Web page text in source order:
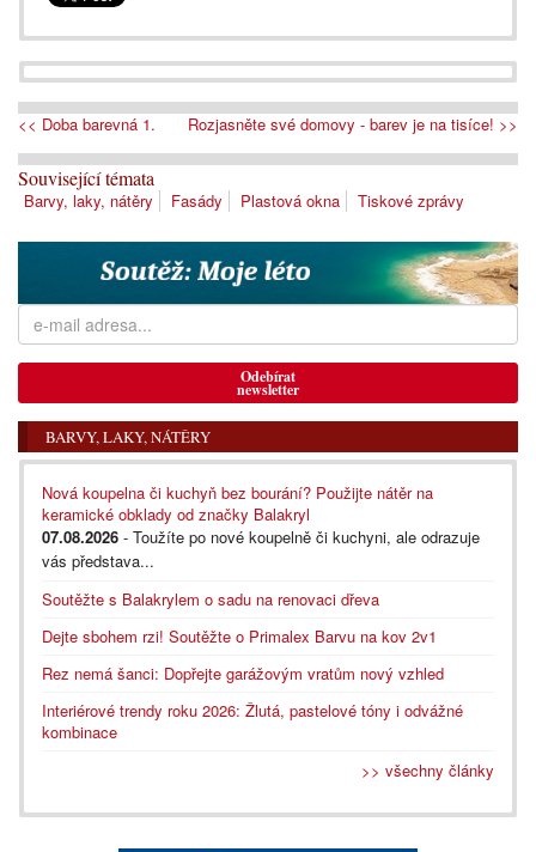
<< Doba barevná 1. Rozjasněte své domovy - barev je na tisíce! >>
Související témata
Barvy, laky, nátěry Fasády Plastová okna Tiskové zprávy
Odebírat
newsletter
BARVY, LAKY, NÁTĚRY
Nová koupelna či kuchyň bez bourání? Použijte nátěr na
keramické obklady od značky Balakryl
07.08.2026 - Toužíte po nové koupelně či kuchyni, ale odrazuje
vás představa...
Soutěžte s Balakrylem o sadu na renovaci dřeva
Dejte sbohem rzi! Soutěžte o Primalex Barvu na kov 2v1
Rez nemá šanci: Dopřejte garážovým vratům nový vzhled
Interiérové trendy roku 2026: Žlutá, pastelové tóny i odvážné
kombinace
>> všechny články